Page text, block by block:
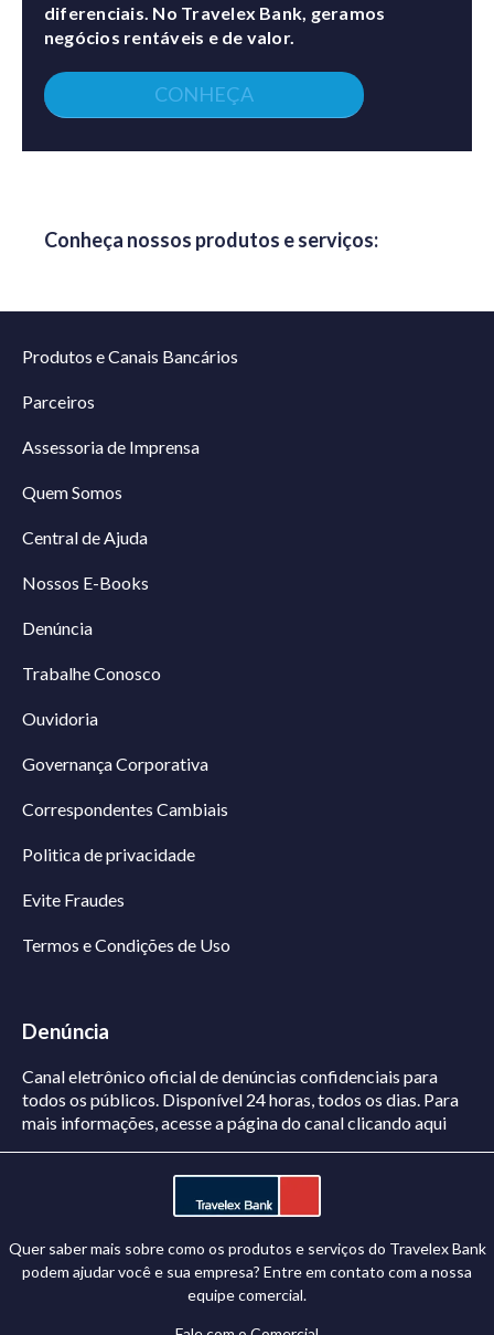
diferenciais. No Travelex Bank, geramos
negócios rentáveis e de valor.
CONHEÇA
Conheça nossos produtos e serviços:
Produtos e Canais Bancários
Parceiros
Assessoria de Imprensa
Quem Somos
Central de Ajuda
Nossos E-Books
Denúncia
Trabalhe Conosco
Ouvidoria
Governança Corporativa
Correspondentes Cambiais
Politica de privacidade
Evite Fraudes
Termos e Condições de Uso
Denúncia
Canal eletrônico oficial de denúncias confidenciais para
todos os públicos. Disponível 24 horas, todos os dias. Para
mais informações, acesse a página do canalclicando aqui
Quer saber mais sobre como os produtos e serviços do Travelex Bank
podem ajudar você e sua empresa? Entre em contato com a nossa
equipe comercial.